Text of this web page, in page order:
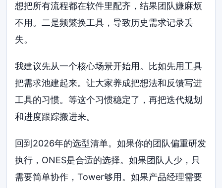
想把所有流程都在软件里配齐，结果团队嫌麻烦
不用。二是频繁换工具，导致历史需求记录丢
失。
我建议先从一个核心场景开始用。比如先用工具
把需求池建起来。让大家养成把想法和反馈写进
工具的习惯。等这个习惯稳定了，再把迭代规划
和进度跟踪搬进来。
回到2026年的选型清单。如果你的团队偏重研发
执行，ONES是合适的选择。如果团队人少，只
需要简单协作，Tower够用。如果产品经理需要